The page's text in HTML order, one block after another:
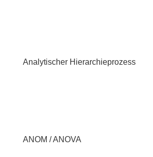
Analytischer Hierarchieprozess
ANOM / ANOVA